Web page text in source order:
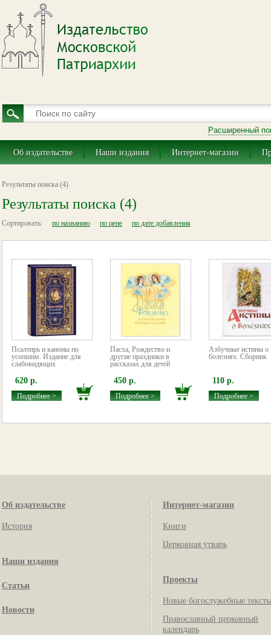
Расширенный
Об издательстве Наши издания Интернет-магазин
Результаты поиска (4)
Результаты поиска (4)
Сортировать: по названию по цене по дате добавления
Псалтирь и каноны по
усопшим. Издание для
слабовидящих
620 р.
Подробнее >
Пасха, Рождество и
другие праздники в
рассказах для детей
450 р.
Подробнее >
Азбучные истины о
болезнях. Сборник
110 р.
Подробнее >
Об издательстве
История
Наши издания
Статьи
Новости
Интернет-магазин
Книги
Церковная утварь
Проекты
Новые богослужебные тексты
Православный церковный
календарь